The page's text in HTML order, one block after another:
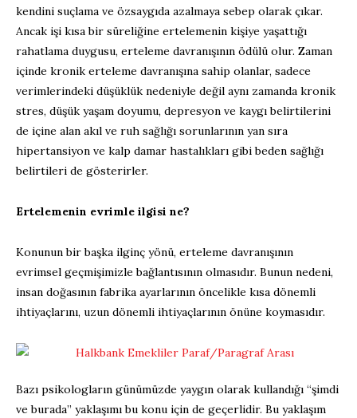
kendini suçlama ve özsaygıda azalmaya sebep olarak çıkar.
Ancak işi kısa bir süreliğine ertelemenin kişiye yaşattığı
rahatlama duygusu, erteleme davranışının ödülü olur. Zaman
içinde kronik erteleme davranışına sahip olanlar, sadece
verimlerindeki düşüklük nedeniyle değil aynı zamanda kronik
stres, düşük yaşam doyumu, depresyon ve kaygı belirtilerini
de içine alan akıl ve ruh sağlığı sorunlarının yan sıra
hipertansiyon ve kalp damar hastalıkları gibi beden sağlığı
belirtileri de gösterirler.
Ertelemenin evrimle ilgisi ne?
Konunun bir başka ilginç yönü, erteleme davranışının
evrimsel geçmişimizle bağlantısının olmasıdır. Bunun nedeni,
insan doğasının fabrika ayarlarının öncelikle kısa dönemli
ihtiyaçlarını, uzun dönemli ihtiyaçlarının önüne koymasıdır.
Bazı psikologların günümüzde yaygın olarak kullandığı “şimdi
ve burada” yaklaşımı bu konu için de geçerlidir. Bu yaklaşım